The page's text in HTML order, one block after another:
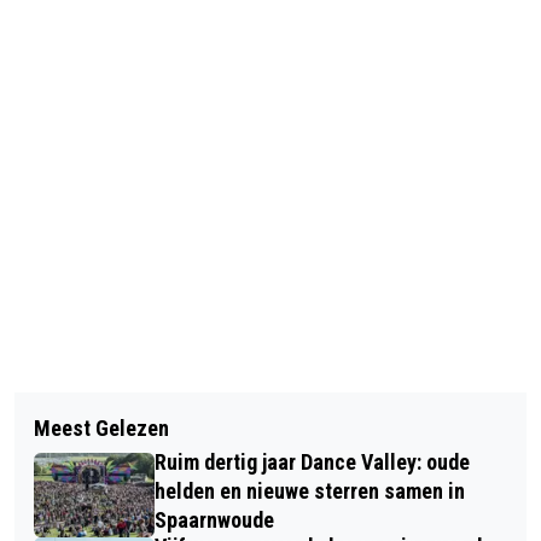
VISSERSBOOT ZINKT IN HAVEN VAN
IJMUIDEN
COLUMN VAN DE DAG: TIJD VOOR
NIEUWE BEWEEGRICHTLIJNEN. HOE
PAK JIJ DIT AAN?
Meest Gelezen
Ruim dertig jaar Dance Valley: oude
helden en nieuwe sterren samen in
Spaarnwoude